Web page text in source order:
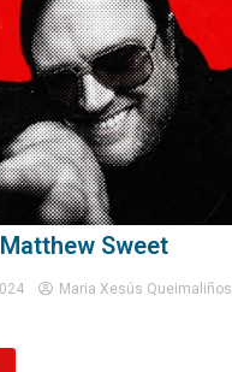
Sweet
Maria Xesús Queimaliños